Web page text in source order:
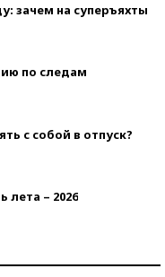
зачем на суперъяхты
по следам
с собой в отпуск?
лета – 2026